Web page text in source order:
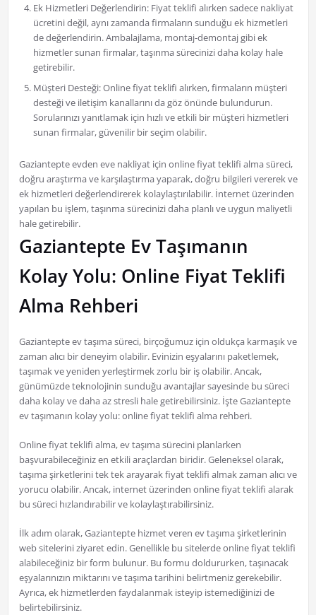
Ek Hizmetleri Değerlendirin: Fiyat teklifi alırken sadece nakliyat
ücretini değil, aynı zamanda firmaların sunduğu ek hizmetleri
de değerlendirin. Ambalajlama, montaj-demontaj gibi ek
hizmetler sunan firmalar, taşınma sürecinizi daha kolay hale
getirebilir.
Müşteri Desteği: Online fiyat teklifi alırken, firmaların müşteri
desteği ve iletişim kanallarını da göz önünde bulundurun.
Sorularınızı yanıtlamak için hızlı ve etkili bir müşteri hizmetleri
sunan firmalar, güvenilir bir seçim olabilir.
Gaziantepte evden eve nakliyat için online fiyat teklifi alma süreci,
doğru araştırma ve karşılaştırma yaparak, doğru bilgileri vererek ve
ek hizmetleri değerlendirerek kolaylaştırılabilir. İnternet üzerinden
yapılan bu işlem, taşınma sürecinizi daha planlı ve uygun maliyetli
hale getirebilir.
Gaziantepte Ev Taşımanın
Kolay Yolu: Online Fiyat Teklifi
Alma Rehberi
Gaziantepte ev taşıma süreci, birçoğumuz için oldukça karmaşık ve
zaman alıcı bir deneyim olabilir. Evinizin eşyalarını paketlemek,
taşımak ve yeniden yerleştirmek zorlu bir iş olabilir. Ancak,
günümüzde teknolojinin sunduğu avantajlar sayesinde bu süreci
daha kolay ve daha az stresli hale getirebilirsiniz. İşte Gaziantepte
ev taşımanın kolay yolu: online fiyat teklifi alma rehberi.
Online fiyat teklifi alma, ev taşıma sürecini planlarken
başvurabileceğiniz en etkili araçlardan biridir. Geleneksel olarak,
taşıma şirketlerini tek tek arayarak fiyat teklifi almak zaman alıcı ve
yorucu olabilir. Ancak, internet üzerinden online fiyat teklifi alarak
bu süreci hızlandırabilir ve kolaylaştırabilirsiniz.
İlk adım olarak, Gaziantepte hizmet veren ev taşıma şirketlerinin
web sitelerini ziyaret edin. Genellikle bu sitelerde online fiyat teklifi
alabileceğiniz bir form bulunur. Bu formu doldururken, taşınacak
eşyalarınızın miktarını ve taşıma tarihini belirtmeniz gerekebilir.
Ayrıca, ek hizmetlerden faydalanmak isteyip istemediğinizi de
belirtebilirsiniz.